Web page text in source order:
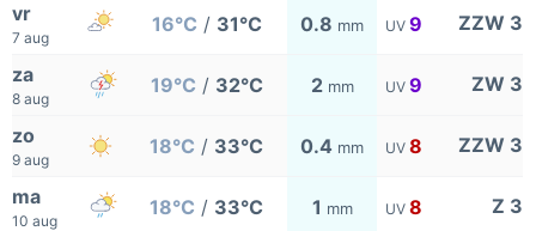
vr
7 aug
16°C / 31°C 0.8 mm UV 9 ZZW 3
za
8 aug
19°C / 32°C 2 mm UV 9 ZW 3
zo
9 aug
18°C / 33°C 0.4 mm UV 8 ZZW 3
ma
10 aug
18°C / 33°C 1 mm UV 8 Z 3